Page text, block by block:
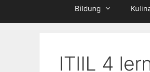
Bildung
ITIIL 4